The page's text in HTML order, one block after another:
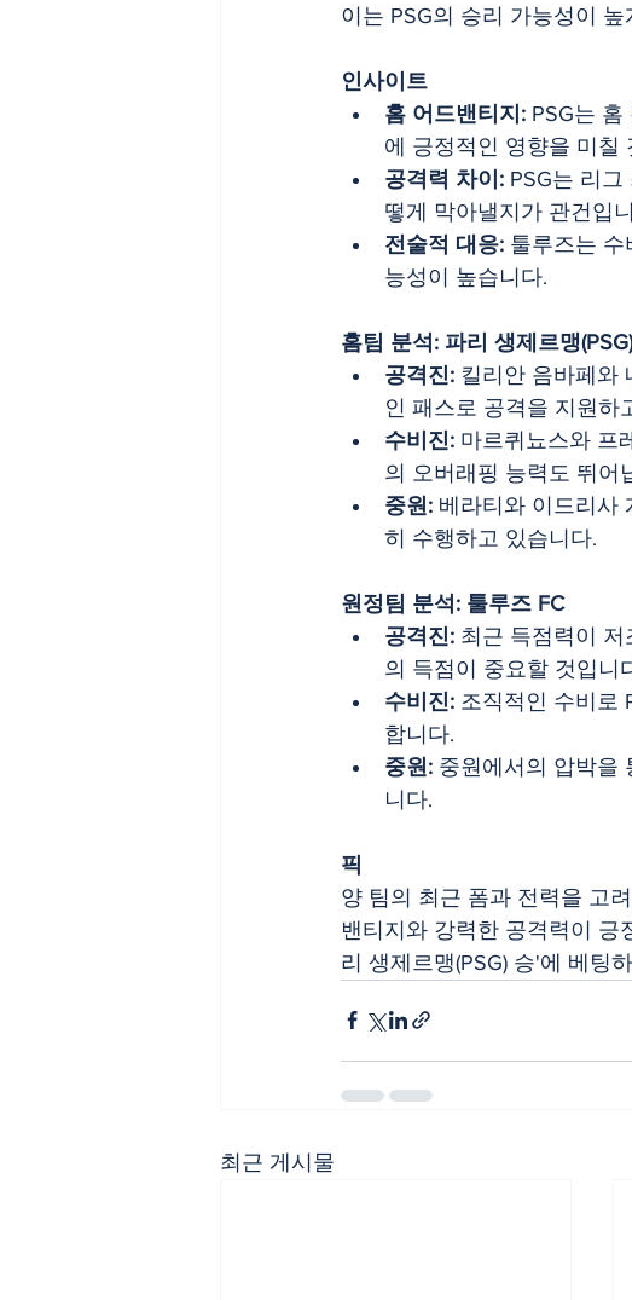
이는 PSG의 승리 가능성이
인사이트
홈 어드밴티지: PSG는
에 긍정적인 영향을 미칠
공격력 차이: PSG는 리
떻게 막아낼지가 관건입
전술적 대응: 툴루즈는 수
능성이 높습니다.
홈팀 분석: 파리 생제르맹(PSG)
공격진: 킬리안 음바페와
인 패스로 공격을 지원하
수비진: 마르퀴뇨스와 프
의 오버래핑 능력도 뛰어
중원: 베라티와 이드리사
히 수행하고 있습니다.
원정팀 분석: 툴루즈 FC
공격진: 최근 득점력이
의 득점이 중요할 것입니
수비진: 조직적인 수비로
합니다.
중원: 중원에서의 압박을
니다.
픽
양 팀의 최근 폼과 전력을 고
밴티지와 강력한 공격력이 긍
리 생제르맹(PSG) 승'에 베팅
최근 게시물